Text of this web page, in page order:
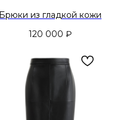
Брюки из гладкой кожи
120 000 ₽